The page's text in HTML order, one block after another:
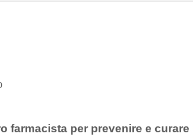
farmacista per prevenire e curare